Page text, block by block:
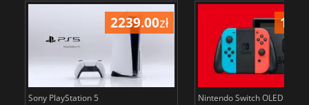
2239.00zł
Sony PlayStation 5 Nintendo Switch OLED